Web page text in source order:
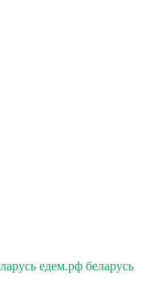
едем.рф беларусь